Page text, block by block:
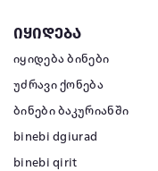
იყიდება
იყიდება ბინები
უძრავი ქონება
ბინები ბაკურიანში
binebi dgiurad
binebi qirit